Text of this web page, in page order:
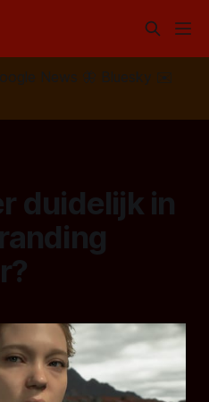
News 🦋 Bluesky
✉️
duidelijk in